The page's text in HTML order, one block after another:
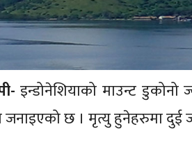
इन्डोनेशियाको माउन्ट
छ । मृत्यु हुनेहरुमा दुई